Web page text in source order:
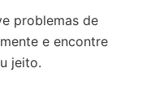
problemas de
e encontre
jeito.